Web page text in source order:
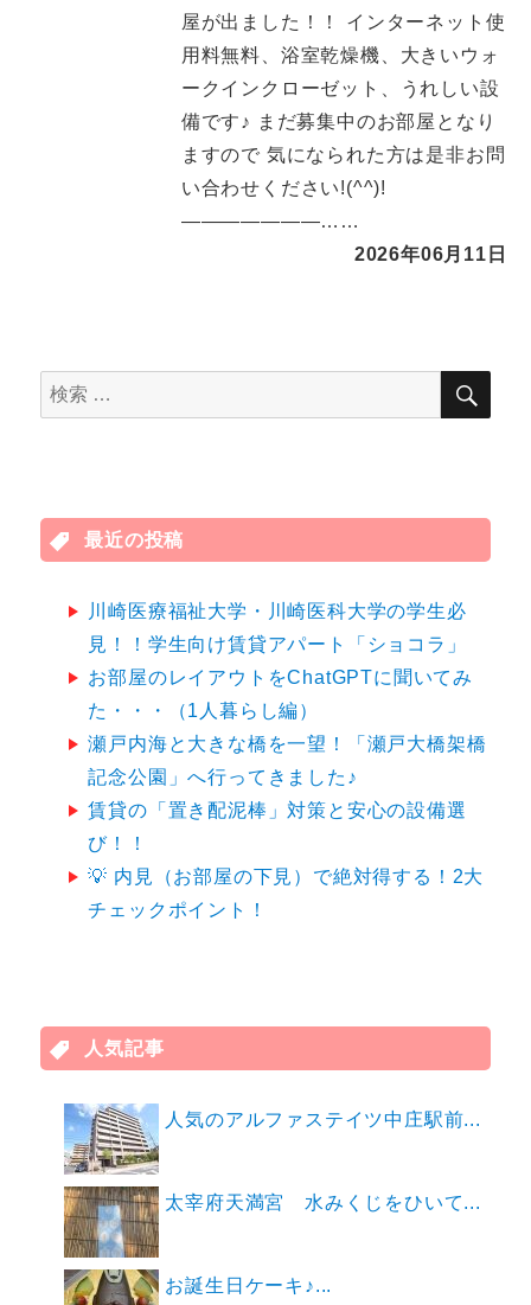
屋が出ました！！ インターネット使
用料無料、浴室乾燥機、大きいウォ
ークインクローゼット、うれしい設
備です♪ まだ募集中のお部屋となり
ますので 気になられた方は是非お問
い合わせください!(^^)!
―――――――……
2026年06月11日
検
索
検
最近の投稿
川崎医療福祉大学・川崎医科大学の学生必
見！！学生向け賃貸アパート「ショコラ」
お部屋のレイアウトをChatGPTに聞いてみ
た・・・（1人暮らし編）
瀬戸内海と大きな橋を一望！「瀬戸大橋架橋
記念公園」へ行ってきました♪
賃貸の「置き配泥棒」対策と安心の設備選
び！！
💡 内見（お部屋の下見）で絶対得する！2大
チェックポイント！
人気記事
人気のアルファステイツ中庄駅前...
太宰府天満宮 水みくじをひいて...
お誕生日ケーキ♪...